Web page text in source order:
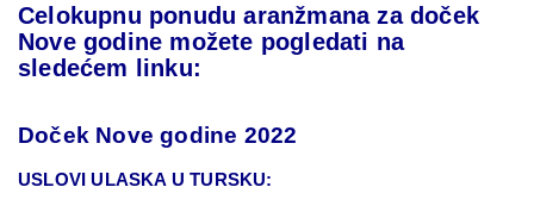
Celokupnu ponudu aranžmana za doček
Nove godine možete pogledati na
sledećem linku:
Doček Nove godine 2022
USLOVI ULASKA U TURSKU: